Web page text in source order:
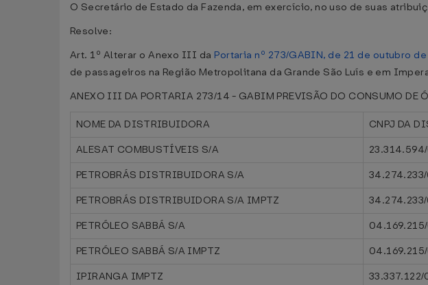
O Secretário de Estado da Fazenda, em exercício, no uso de suas
Resolve:
Art. 1º Alterar o Anexo III da Portaria nº 273/GABIN, de 21 de outubro
de passageiros na Região Metropolitana da Grande São Luís e em
ANEXO III DA PORTARIA 273/14 - GABIM PREVISÃO DO CONSUMO DE
NOME DA DISTRIBUIDORA CNPJ DA
ALESAT COMBUSTÍVEIS S/A
PETROBRÁS DISTRIBUIDORA S/A
PETROBRÁS DISTRIBUIDORA S/A IMPTZ
PETRÓLEO SABBÁ S/A
PETRÓLEO SABBÁ S/A IMPTZ
IPIRANGA IMPTZ